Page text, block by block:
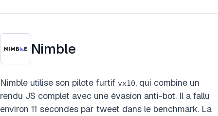
Nimble
Nimble utilise son pilote furtif vx10, qui combine un
rendu JS complet avec une évasion anti-bot. Il a fallu
environ 11 secondes par tweet dans le benchmark. La